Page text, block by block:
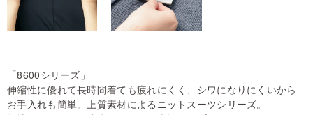
「8600シリーズ」
伸縮性に優れて長時間着ても疲れにくく、シワになりにくいから
お手入れも簡単。上質素材によるニットスーツシリーズ。